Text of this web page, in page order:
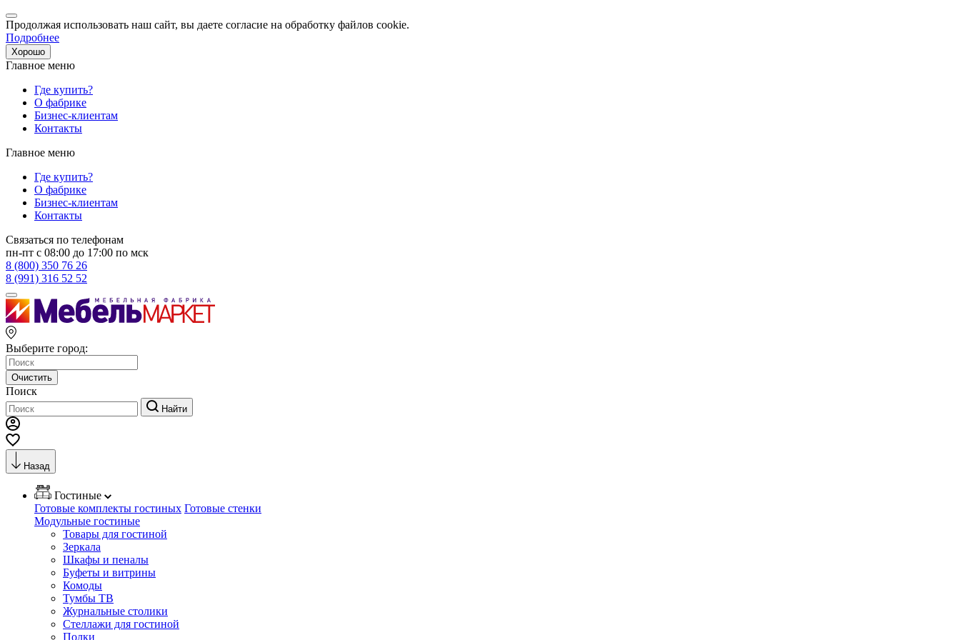
Продолжая использовать наш сайт, вы даете согласие на обработку файлов cookie.
Подробнее
Хорошо
Главное меню
Где купить?
О фабрике
Бизнес-клиентам
Контакты
Главное меню
Где купить?
О фабрике
Бизнес-клиентам
Контакты
Связаться по телефонам
пн-пт с 08:00 до 17:00 по мск
8 (800) 350 76 26
8 (991) 316 52 52
Выберите город:
Очистить
Поиск
Найти
Назад
Гостиные
Готовые комплекты гостиных Готовые стенки
Модульные гостиные
Товары для гостиной
Зеркала
Шкафы и пеналы
Буфеты и витрины
Комоды
Тумбы ТВ
Журнальные столики
Стеллажи для гостиной
Полки